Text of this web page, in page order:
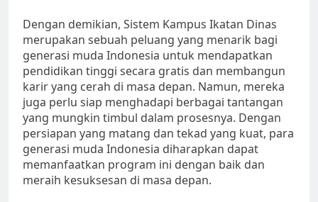
Dengan demikian, Sistem Kampus Ikatan Dinas
merupakan sebuah peluang yang menarik bagi
generasi muda Indonesia untuk mendapatkan
pendidikan tinggi secara gratis dan membangun
karir yang cerah di masa depan. Namun, mereka
juga perlu siap menghadapi berbagai tantangan
yang mungkin timbul dalam prosesnya. Dengan
persiapan yang matang dan tekad yang kuat, para
generasi muda Indonesia diharapkan dapat
memanfaatkan program ini dengan baik dan
meraih kesuksesan di masa depan.